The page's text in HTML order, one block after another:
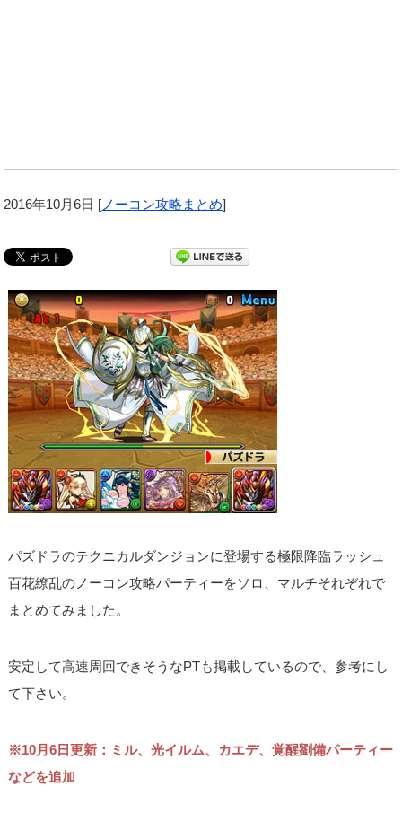
2016年10月6日 [ ノーコン攻略まとめ]
パズドラのテクニカルダンジョンに登場する極限降臨ラッシュ
百花繚乱のノーコン攻略パーティーをソロ、マルチそれぞれで
まとめてみました。
安定して高速周回できそうなPTも掲載しているので、参考にし
て下さい。
※10月6日更新：ミル、光イルム、カエデ、覚醒劉備パーティー
などを追加